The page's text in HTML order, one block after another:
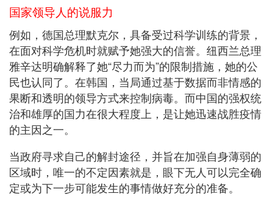
国家领导人的说服力
例如，德国总理默克尔，具备受过科学训练的背景，
在面对科学危机时就赋予她强大的信誉。纽西兰总理
雅辛达明确解释了她“尽力而为”的限制措施，她的公
民也认同了。在韩国，当局通过基于数据而非情感的
果断和透明的领导方式来控制病毒。而中国的强权统
治和雄厚的国力在很大程度上，是让她迅速战胜疫情
的主因之一。
当政府寻求自己的解封途径，并旨在加强自身薄弱的
区域时，唯一的不定因素就是，眼下无人可以完全确
定或为下一步可能发生的事情做好充分的准备。